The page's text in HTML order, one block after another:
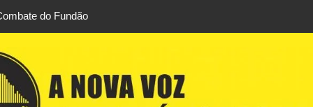
do Fundão
Brazilian Jiu-Jitsu
défice de 2,1 milhões de euros na Covilhã